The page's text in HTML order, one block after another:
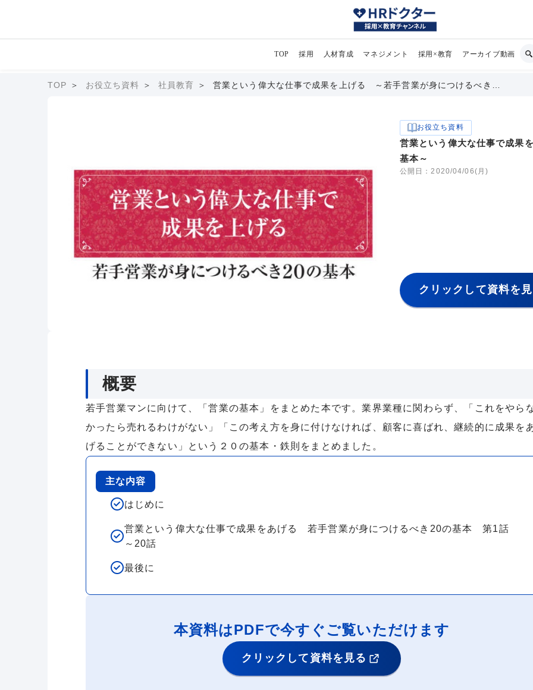
TOP 採用 人材育成 マネジメント 採用×教育 アーカイブ動画
TOP お役立ち資料 社員教育 営業という偉大な仕事で成果を上げる ～若手営業が身につけるべき…
お役立ち資料
営業という偉大な仕事で成果
基本～
公開日：2020/04/06(月)
クリックして資料を
概要
若手営業マンに向けて、「営業の基本」をまとめた本です。業界業種に関わらず、「これをやら
かったら売れるわけがない」「この考え方を身に付けなければ、顧客に喜ばれ、継続的に成果を
げることができない」という２０の基本・鉄則をまとめました。
主な内容
はじめに
営業という偉大な仕事で成果をあげる 若手営業が身につけるべき20の基本 第1話
～20話
最後に
本資料はPDFで今すぐご覧いただけます
クリックして資料を見る